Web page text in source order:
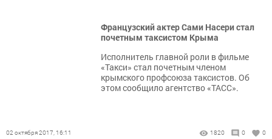
Французский актер Сами Насери стал
почетным таксистом Крыма
Исполнитель главной роли в фильме
«Такси» стал почетным членом
крымского профсоюза таксистов. Об
этом сообщило агентство «ТАСС».
02 октября 2017, 16:11 1820 0 0